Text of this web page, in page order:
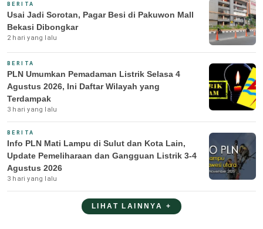
BERITA
Usai Jadi Sorotan, Pagar Besi di Pakuwon Mall
Bekasi Dibongkar
2 hari yang lalu
BERITA
PLN Umumkan Pemadaman Listrik Selasa 4
Agustus 2026, Ini Daftar Wilayah yang
Terdampak
3 hari yang lalu
BERITA
Info PLN Mati Lampu di Sulut dan Kota Lain,
Update Pemeliharaan dan Gangguan Listrik 3-4
Agustus 2026
3 hari yang lalu
LIHAT LAINNYA +